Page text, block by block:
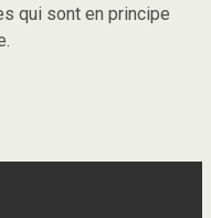
qui sont en principe